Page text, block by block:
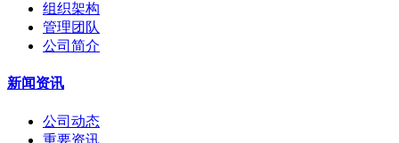
组织架构
管理团队
公司简介
新闻资讯
公司动态
重要资讯